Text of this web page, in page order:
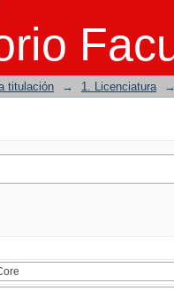
titulación → 1. Licenciatura